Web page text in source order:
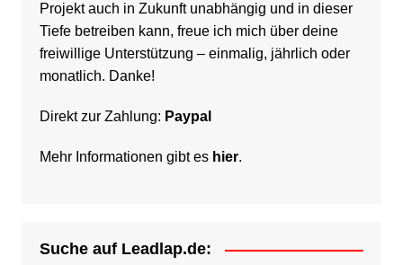
Projekt auch in Zukunft unabhängig und in dieser
Tiefe betreiben kann, freue ich mich über deine
freiwillige Unterstützung – einmalig, jährlich oder
monatlich. Danke!
Direkt zur Zahlung: Paypal
Mehr Informationen gibt es hier.
Suche auf Leadlap.de: